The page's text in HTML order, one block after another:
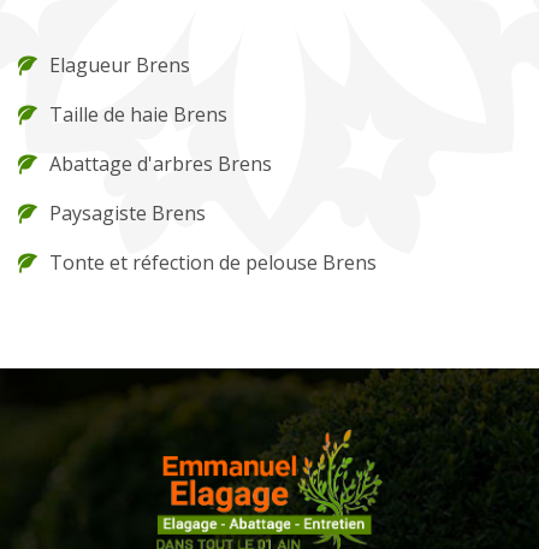
Elagueur Brens
Taille de haie Brens
Abattage d'arbres Brens
Paysagiste Brens
Tonte et réfection de pelouse Brens